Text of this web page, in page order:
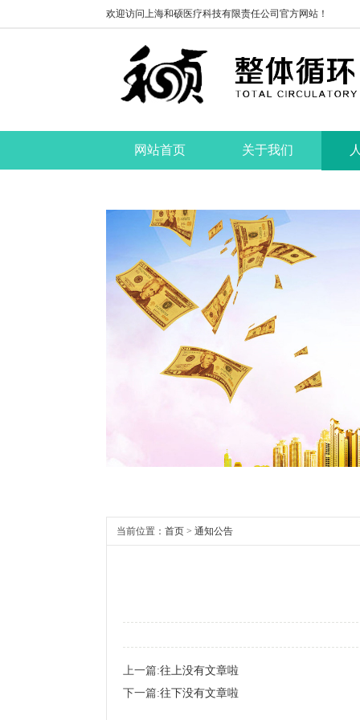
欢迎访问上海和硕医疗科技有限责任公司官方网站！
网站首页 关于我们
当前位置： 首页 > 通知公告
上一篇:往上没有文章啦
下一篇:往下没有文章啦